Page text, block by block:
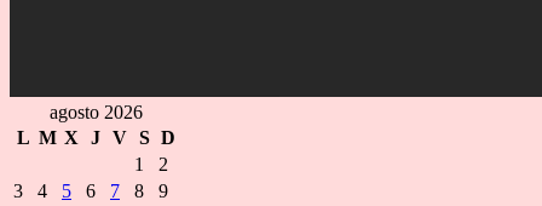
agosto 2026
L M X J V S D
1
2
3
4 5 6 7 8
9